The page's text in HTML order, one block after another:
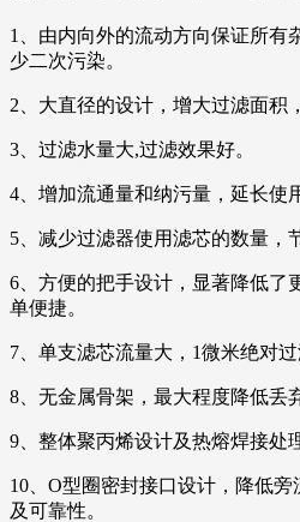
1、由内向外的流动方向保证所有
少二次污染。
2、大直径的设计，增大过滤面积
3、过滤水量大,过滤效果好。
4、增加流通量和纳污量，延长使
5、减少过滤器使用滤芯的数量，
6、方便的把手设计，显著降低了
单便捷。
7、单支滤芯流量大，1微米绝对过
8、无金属骨架，最大程度降低丢
9、整体聚丙烯设计及热熔焊接处
10、O型圈密封接口设计，降低
及可靠性。